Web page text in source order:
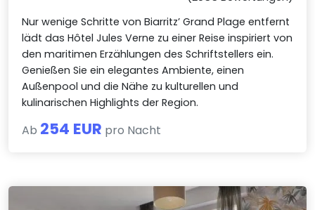
Nur wenige Schritte von Biarritz’ Grand Plage entfernt
lädt das Hôtel Jules Verne zu einer Reise inspiriert von
den maritimen Erzählungen des Schriftstellers ein.
Genießen Sie ein elegantes Ambiente, einen
Außenpool und die Nähe zu kulturellen und
kulinarischen Highlights der Region.
Ab 254 EUR pro Nacht